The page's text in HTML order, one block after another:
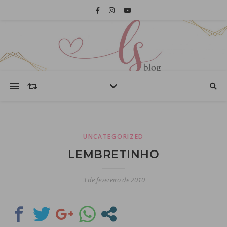
UNCATEGORIZED
LEMBRETINHO
3 de fevereiro de 2010